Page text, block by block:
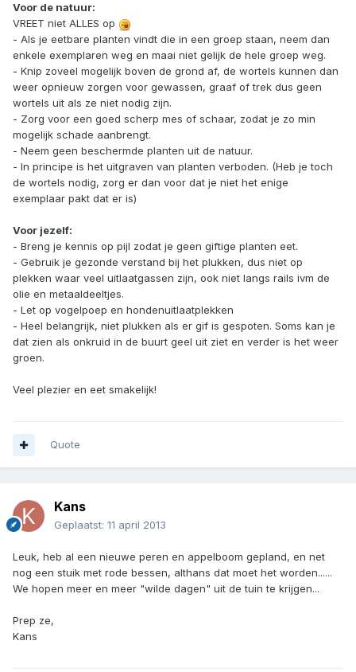
Voor de natuur:
VREET niet ALLES op
- Als je eetbare planten vindt die in een groep staan, neem dan
enkele exemplaren weg en maai niet gelijk de hele groep weg.
- Knip zoveel mogelijk boven de grond af, de wortels kunnen dan
weer opnieuw zorgen voor gewassen, graaf of trek dus geen
wortels uit als ze niet nodig zijn.
- Zorg voor een goed scherp mes of schaar, zodat je zo min
mogelijk schade aanbrengt.
- Neem geen beschermde planten uit de natuur.
- In principe is het uitgraven van planten verboden. (Heb je toch
de wortels nodig, zorg er dan voor dat je niet het enige
exemplaar pakt dat er is)
Voor jezelf:
- Breng je kennis op pijl zodat je geen giftige planten eet.
- Gebruik je gezonde verstand bij het plukken, dus niet op
plekken waar veel uitlaatgassen zijn, ook niet langs rails ivm de
olie en metaaldeeltjes.
- Let op vogelpoep en hondenuitlaatplekken
- Heel belangrijk, niet plukken als er gif is gespoten. Soms kan je
dat zien als onkruid in de buurt geel uit ziet en verder is het weer
groen.
Veel plezier en eet smakelijk!
Quote
Kans
Geplaatst: 11 april 2013
Leuk, heb al een nieuwe peren en appelboom gepland, en net
nog een stuik met rode bessen, althans dat moet het worden......
We hopen meer en meer "wilde dagen" uit de tuin te krijgen...
Prep ze,
Kans